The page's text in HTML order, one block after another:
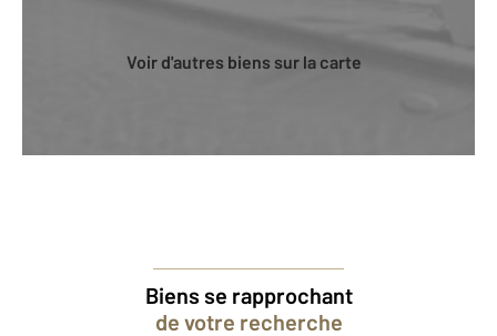
Voir d'autres biens sur la carte
Biens se rapprochant
de votre recherche